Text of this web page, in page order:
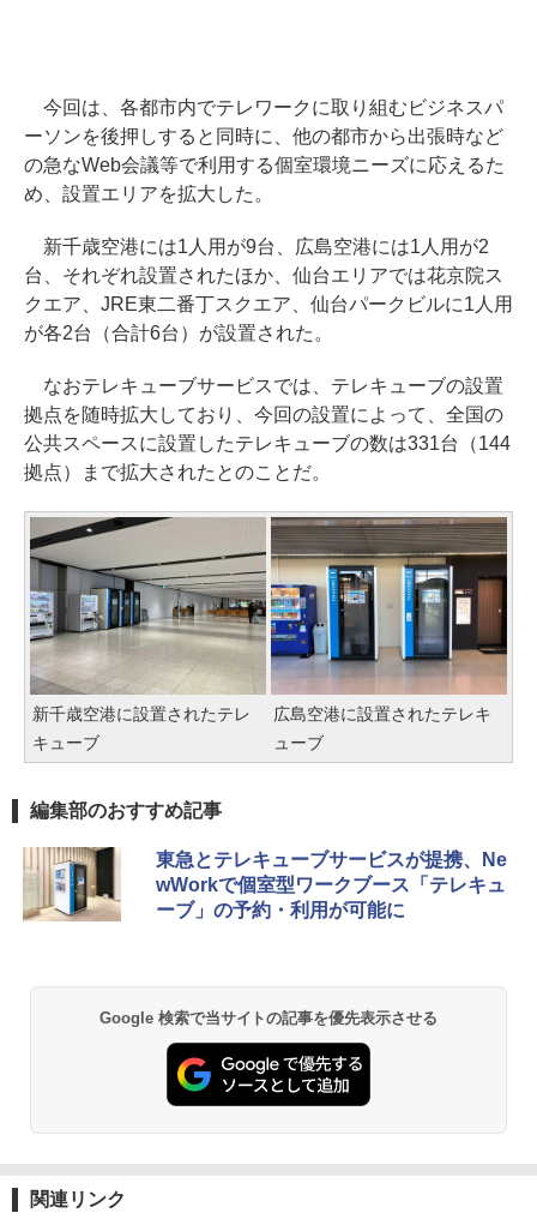
今回は、各都市内でテレワークに取り組むビジネスパ
ーソンを後押しすると同時に、他の都市から出張時など
の急なWeb会議等で利用する個室環境ニーズに応えるた
め、設置エリアを拡大した。
新千歳空港には1人用が9台、広島空港には1人用が2
台、それぞれ設置されたほか、仙台エリアでは花京院ス
クエア、JRE東二番丁スクエア、仙台パークビルに1人用
が各2台（合計6台）が設置された。
なおテレキューブサービスでは、テレキューブの設置
拠点を随時拡大しており、今回の設置によって、全国の
公共スペースに設置したテレキューブの数は331台（144
拠点）まで拡大されたとのことだ。
新千歳空港に設置されたテレ
キューブ
広島空港に設置されたテレキ
ューブ
編集部のおすすめ記事
東急とテレキューブサービスが提携、Ne
wWorkで個室型ワークブース「テレキュ
ーブ」の予約・利用が可能に
Google 検索で当サイトの記事を優先表示させる
関連リンク